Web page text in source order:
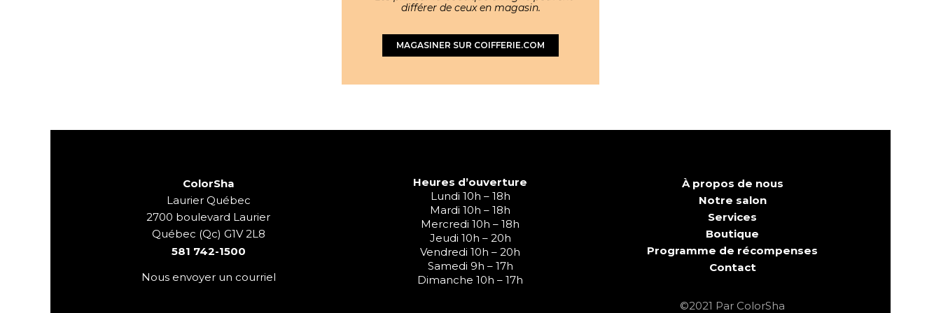
différer de ceux en magasin.
MAGASINER SUR COIFFERIE.COM
ColorSha
Laurier Québec
2700 boulevard Laurier
Québec (Qc) G1V 2L8
581 742-1500
Nous envoyer un courriel
Heures d’ouverture
Lundi 10h – 18h
Mardi 10h – 18h
Mercredi 10h – 18h
Jeudi 10h – 20h
Vendredi 10h – 20h
Samedi 9h – 17h
Dimanche 10h – 17h
À propos de nous
Notre salon
Services
Boutique
Programme de récompenses
Contact
©2021 Par ColorSha